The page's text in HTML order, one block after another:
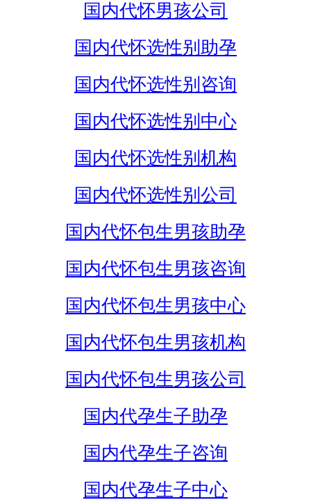
国内代怀男孩公司
国内代怀选性别助孕
国内代怀选性别咨询
国内代怀选性别中心
国内代怀选性别机构
国内代怀选性别公司
国内代怀包生男孩助孕
国内代怀包生男孩咨询
国内代怀包生男孩中心
国内代怀包生男孩机构
国内代怀包生男孩公司
国内代孕生子助孕
国内代孕生子咨询
国内代孕生子中心